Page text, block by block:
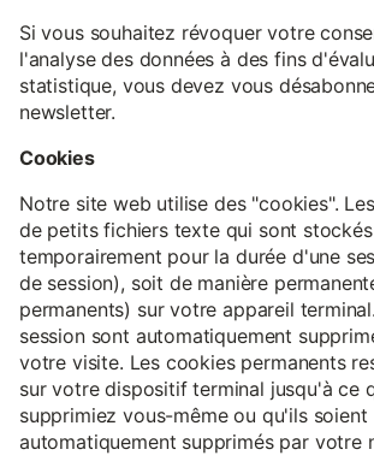
Si vous souhaitez révoquer votre
l'analyse des données à des fins
statistique, vous devez vous
newsletter.
Cookies
Notre site web utilise des "cookies".
de petits fichiers texte qui sont
temporairement pour la durée d'une
de session), soit de manière
permanents) sur votre appareil
session sont automatiquement
votre visite. Les cookies permanents
sur votre dispositif terminal jusqu'à ce
supprimiez vous-même ou qu'ils soient
automatiquement supprimés par votre